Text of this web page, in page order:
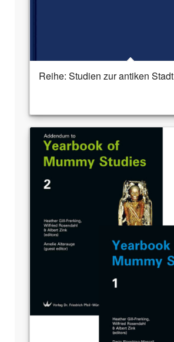
Reihe: Studien zur antiken Stadt